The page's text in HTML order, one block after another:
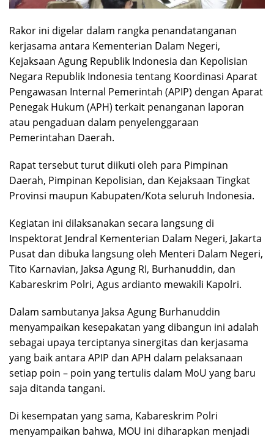
Rakor ini digelar dalam rangka penandatanganan
kerjasama antara Kementerian Dalam Negeri,
Kejaksaan Agung Republik Indonesia dan Kepolisian
Negara Republik Indonesia tentang Koordinasi Aparat
Pengawasan Internal Pemerintah (APIP) dengan Aparat
Penegak Hukum (APH) terkait penanganan laporan
atau pengaduan dalam penyelenggaraan
Pemerintahan Daerah.
Rapat tersebut turut diikuti oleh para Pimpinan
Daerah, Pimpinan Kepolisian, dan Kejaksaan Tingkat
Provinsi maupun Kabupaten/Kota seluruh Indonesia.
Kegiatan ini dilaksanakan secara langsung di
Inspektorat Jendral Kementerian Dalam Negeri, Jakarta
Pusat dan dibuka langsung oleh Menteri Dalam Negeri,
Tito Karnavian, Jaksa Agung RI, Burhanuddin, dan
Kabareskrim Polri, Agus ardianto mewakili Kapolri.
Dalam sambutanya Jaksa Agung Burhanuddin
menyampaikan kesepakatan yang dibangun ini adalah
sebagai upaya terciptanya sinergitas dan kerjasama
yang baik antara APIP dan APH dalam pelaksanaan
setiap poin – poin yang tertulis dalam MoU yang baru
saja ditanda tangani.
Di kesempatan yang sama, Kabareskrim Polri
menyampaikan bahwa, MOU ini diharapkan menjadi